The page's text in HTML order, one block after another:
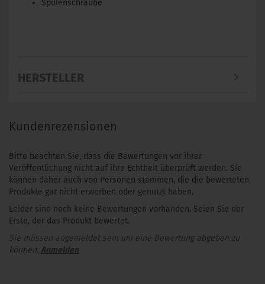
Spulenschraube
HERSTELLER
Kundenrezensionen
Bitte beachten Sie, dass die Bewertungen vor ihrer
Veröffentlichung nicht auf ihre Echtheit überprüft werden. Sie
können daher auch von Personen stammen, die die bewerteten
Produkte gar nicht erworben oder genutzt haben.
Leider sind noch keine Bewertungen vorhanden. Seien Sie der
Erste, der das Produkt bewertet.
Sie müssen angemeldet sein um eine Bewertung abgeben zu
können. Anmelden